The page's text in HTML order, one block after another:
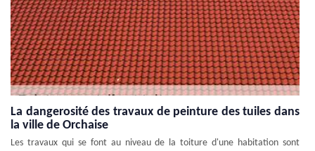
La dangerosité des travaux de peinture des tuiles dans
la ville de Orchaise
Les travaux qui se font au niveau de la toiture d'une habitation sont